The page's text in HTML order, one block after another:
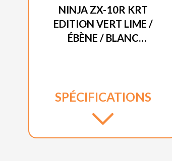
NINJA ZX-10R KRT
EDITION VERT LIME /
ÉBÈNE / BLANC
SPÉCIFICATIONS